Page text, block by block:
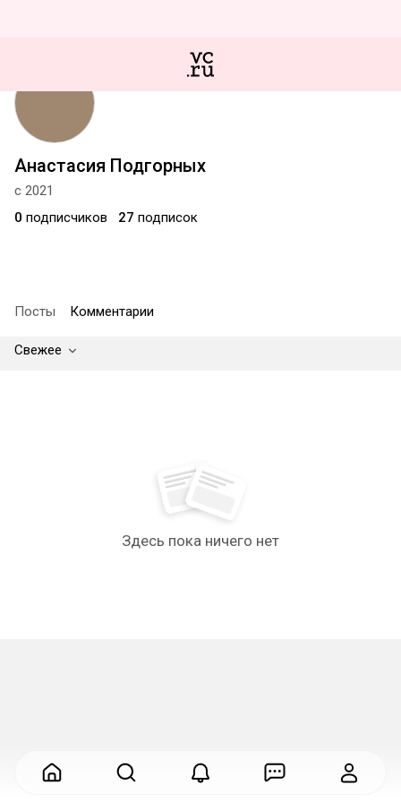
Анастасия Подгорных
с 2021
0 подписчиков 27 подписок
Посты Комментарии
Свежее
Здесь пока ничего нет